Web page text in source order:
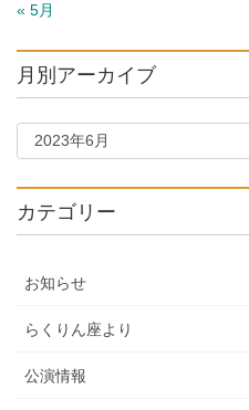
« 5月
月別アーカイブ
カテゴリー
お知らせ
らくりん座より
公演情報